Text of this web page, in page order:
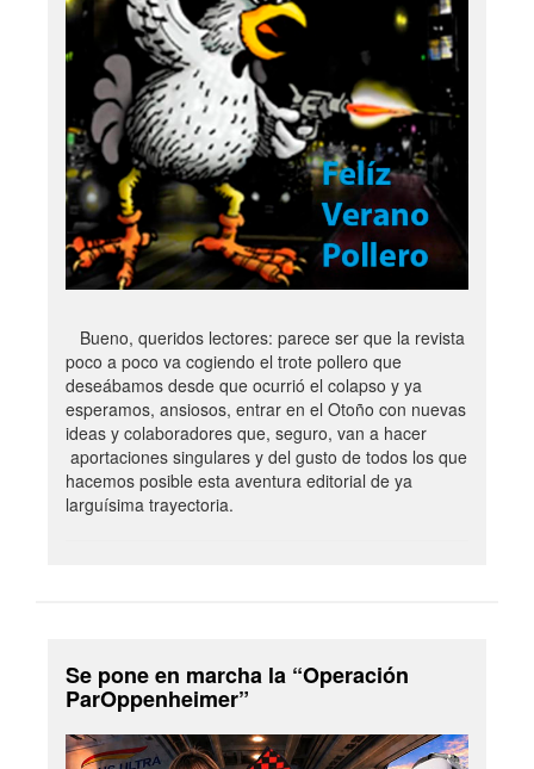
Bueno, queridos lectores: parece ser que la revista
poco a poco va cogiendo el trote pollero que
deseábamos desde que ocurrió el colapso y ya
esperamos, ansiosos, entrar en el Otoño con nuevas
ideas y colaboradores que, seguro, van a hacer
aportaciones singulares y del gusto de todos los que
hacemos posible esta aventura editorial de ya
larguísima trayectoria.
Se pone en marcha la “Operación
ParOppenheimer”